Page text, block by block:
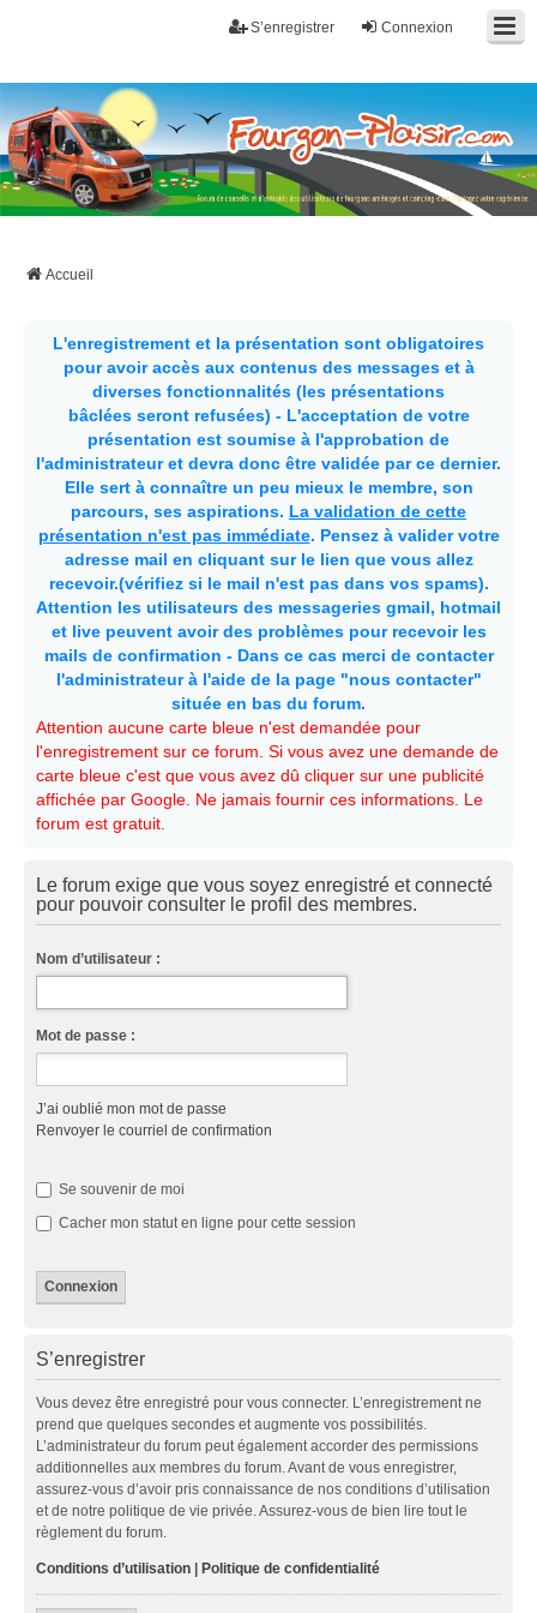
Connexion
S’enregistrer
Fourgon-plaisir.com
Forum de conseils et d'entraide des utilisateurs de fourgons, fourgons
aménagés, vans et de camping-car. Partagez votre expérience.
Accueil
L'enregistrement et la présentation sont obligatoires
pour avoir accès aux contenus des messages et à
diverses fonctionnalités (les présentations
bâclées seront refusées) - L'acceptation de votre
présentation est soumise à l'approbation de
l'administrateur et devra donc être validée par ce dernier.
Elle sert à connaître un peu mieux le membre, son
parcours, ses aspirations. La validation de cette
présentation n'est pas immédiate. Pensez à valider votre
adresse mail en cliquant sur le lien que vous allez
recevoir.(vérifiez si le mail n'est pas dans vos spams).
Attention les utilisateurs des messageries gmail, hotmail
et live peuvent avoir des problèmes pour recevoir les
mails de confirmation - Dans ce cas merci de contacter
l'administrateur à l'aide de la page "nous contacter"
située en bas du forum.
Attention aucune carte bleue n'est demandée pour
l'enregistrement sur ce forum. Si vous avez une demande de
carte bleue c'est que vous avez dû cliquer sur une publicité
affichée par Google. Ne jamais fournir ces informations. Le
forum est gratuit.
Le forum exige que vous soyez enregistré et connecté
pour pouvoir consulter le profil des membres.
Nom d’utilisateur :
Mot de passe :
J’ai oublié mon mot de passe
Renvoyer le courriel de confirmation
Se souvenir de moi
Cacher mon statut en ligne pour cette session
S’enregistrer
Vous devez être enregistré pour vous connecter. L’enregistrement ne
prend que quelques secondes et augmente vos possibilités.
L’administrateur du forum peut également accorder des permissions
additionnelles aux membres du forum. Avant de vous enregistrer,
assurez-vous d’avoir pris connaissance de nos conditions d’utilisation
et de notre politique de vie privée. Assurez-vous de bien lire tout le
règlement du forum.
Conditions d’utilisation Politique de confidentialité